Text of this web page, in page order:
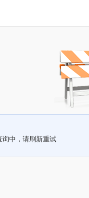
询中，请刷新重试